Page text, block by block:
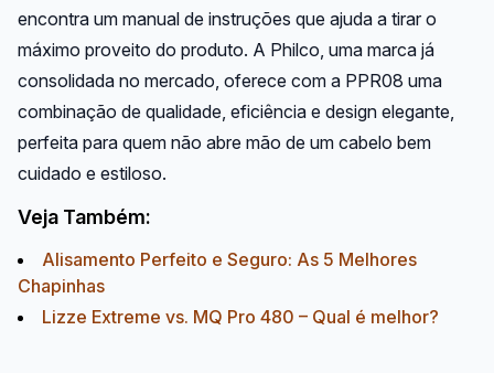
encontra um manual de instruções que ajuda a tirar o
máximo proveito do produto. A Philco, uma marca já
consolidada no mercado, oferece com a PPR08 uma
combinação de qualidade, eficiência e design elegante,
perfeita para quem não abre mão de um cabelo bem
cuidado e estiloso.
Veja Também:
Alisamento Perfeito e Seguro: As 5 Melhores
Chapinhas
Lizze Extreme vs. MQ Pro 480 – Qual é melhor?